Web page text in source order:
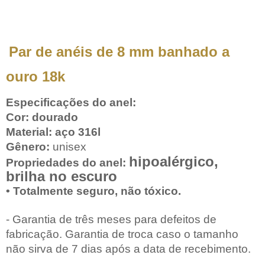
Par de anéis de 8 mm banhado a
ouro 18k
Especificações do anel:
Cor: dourado
Material: aço 316l
Gênero: unisex
Propriedades do anel: hipoalérgico,
brilha no escuro
• Totalmente seguro, não tóxico.
- Garantia de três meses para defeitos de
fabricação. Garantia de troca caso o tamanho
não sirva de 7 dias após a data de recebimento.